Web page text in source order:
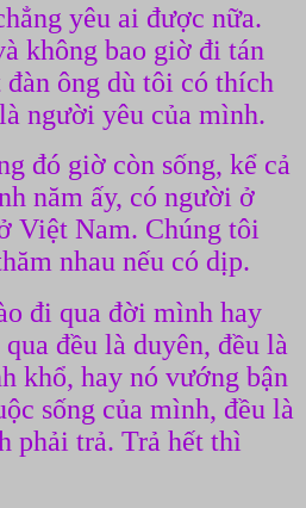
yêu ai được nữa.
không bao giờ đi tán
ông dù tôi có thích
người yêu của mình.
đó giờ còn sống, kể cả
năm ấy, có người ở
Việt Nam. Chúng tôi
nhau nếu có dịp.
đi qua đời mình hay
đều là duyên, đều là
khổ, hay nó vướng bận
sống của mình, đều là
phải trả. Trả hết thì